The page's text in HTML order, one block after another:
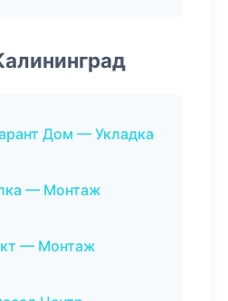
Дом — Укладка
— Монтаж
— Монтаж